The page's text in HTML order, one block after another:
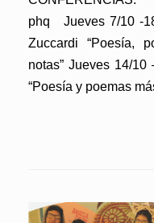
phq Jueves 7/10 -
Zuccardi “Poesía,
notas” Jueves 14/
“Poesía y poemas